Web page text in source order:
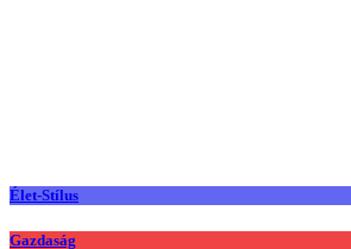
Élet-Stílus
Gazdaság